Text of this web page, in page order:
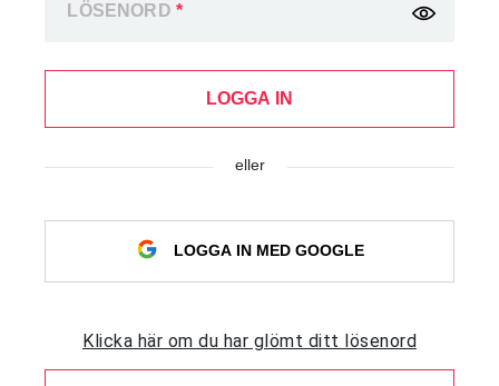
LÖSENORD *
LOGGA IN
eller
LOGGA IN MED GOOGLE
Klicka här om du har glömt ditt lösenord